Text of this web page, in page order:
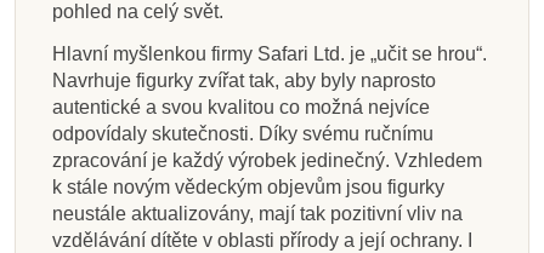
pohled na celý svět.
Hlavní myšlenkou firmy Safari Ltd. je „učit se hrou“.
Navrhuje figurky zvířat tak, aby byly naprosto
autentické a svou kvalitou co možná nejvíce
odpovídaly skutečnosti. Díky svému ručnímu
zpracování je každý výrobek jedinečný. Vzhledem
k stále novým vědeckým objevům jsou figurky
neustále aktualizovány, mají tak pozitivní vliv na
vzdělávání dítěte v oblasti přírody a její ochrany. I